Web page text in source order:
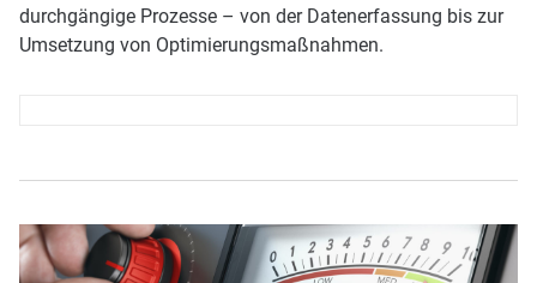
durchgängige Prozesse – von der Datenerfassung bis zur
Umsetzung von Optimierungsmaßnahmen.